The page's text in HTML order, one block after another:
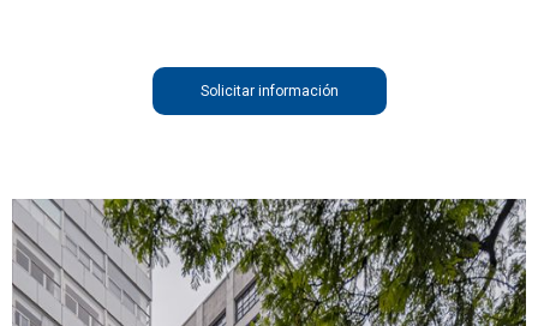
Solicitar información